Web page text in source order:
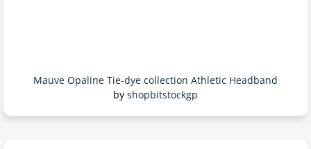
Mauve Opaline Tie-dye collection Athletic Headband
by shopbitstockgp